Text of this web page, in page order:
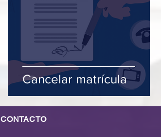
Cancelar matrícula
CONTACTO